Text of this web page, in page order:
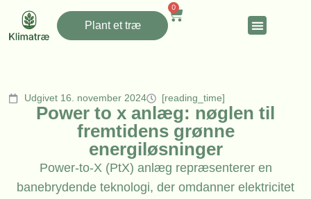
Plant et træ
0
Udgivet 16. november 2024 [reading_time]
Power to x anlæg: nøglen til
fremtidens grønne
energiløsninger
Power-to-X (PtX) anlæg repræsenterer en
banebrydende teknologi, der omdanner elektricitet